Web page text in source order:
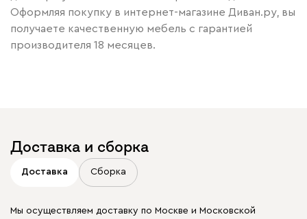
Оформляя покупку в интернет-магазине Диван.ру, вы
получаете качественную мебель с гарантией
производителя 18 месяцев.
Доставка и сборка
Доставка Сборка
Мы осуществляем доставку по Москве и Московской